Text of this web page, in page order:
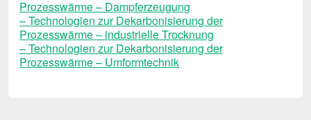
Prozesswärme – Dampferzeugung
– Technologien zur Dekarbonisierung der
Prozesswärme – industrielle Trocknung
– Technologien zur Dekarbonisierung der
Prozesswärme – Umformtechnik